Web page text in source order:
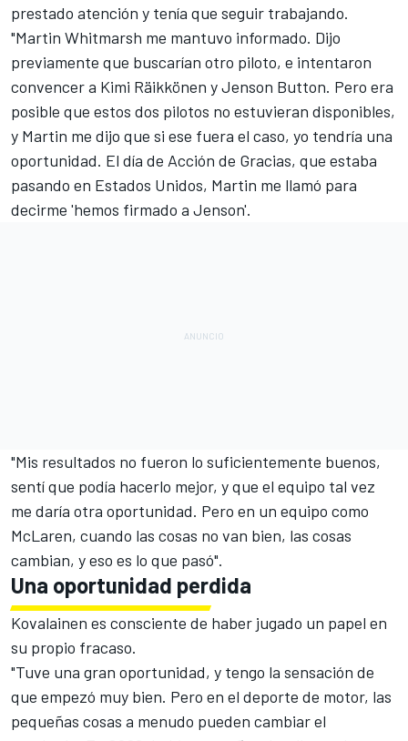
prestado atención y tenía que seguir trabajando.
"Martin Whitmarsh me mantuvo informado. Dijo
previamente que buscarían otro piloto, e intentaron
convencer a Kimi Räikkönen y Jenson Button. Pero era
posible que estos dos pilotos no estuvieran disponibles,
y Martin me dijo que si ese fuera el caso, yo tendría una
oportunidad. El día de Acción de Gracias, que estaba
pasando en Estados Unidos, Martin me llamó para
decirme 'hemos firmado a Jenson'.
"Mis resultados no fueron lo suficientemente buenos,
sentí que podía hacerlo mejor, y que el equipo tal vez
me daría otra oportunidad. Pero en un equipo como
McLaren, cuando las cosas no van bien, las cosas
cambian, y eso es lo que pasó".
Una oportunidad perdida
Kovalainen es consciente de haber jugado un papel en
su propio fracaso.
"Tuve una gran oportunidad, y tengo la sensación de
que empezó muy bien. Pero en el deporte de motor, las
pequeñas cosas a menudo pueden cambiar el